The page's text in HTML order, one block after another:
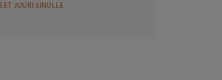
JUURI SINULLE